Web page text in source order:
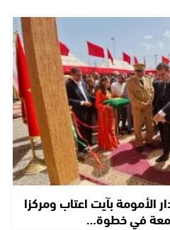
الأمومة بآيت اعتاب ومركزا
في خطوة…